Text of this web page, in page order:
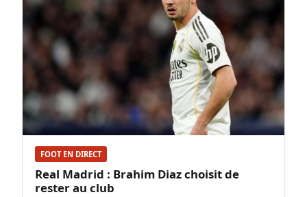
FOOT EN DIRECT
Real Madrid : Brahim Diaz choisit de
rester au club